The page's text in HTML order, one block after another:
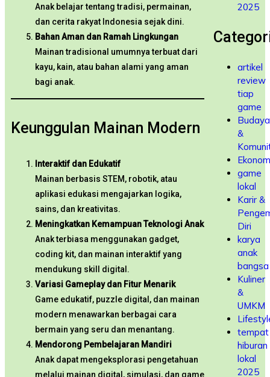
Anak belajar tentang tradisi, permainan,
dan cerita rakyat Indonesia sejak dini.
Bahan Aman dan Ramah Lingkungan
Mainan tradisional umumnya terbuat dari
kayu, kain, atau bahan alami yang aman
bagi anak.
Keunggulan Mainan Modern
Interaktif dan Edukatif
Mainan berbasis STEM, robotik, atau
aplikasi edukasi mengajarkan logika,
sains, dan kreativitas.
Meningkatkan Kemampuan Teknologi Anak
Anak terbiasa menggunakan gadget,
coding kit, dan mainan interaktif yang
mendukung skill digital.
Variasi Gameplay dan Fitur Menarik
Game edukatif, puzzle digital, dan mainan
modern menawarkan berbagai cara
bermain yang seru dan menantang.
Mendorong Pembelajaran Mandiri
Anak dapat mengeksplorasi pengetahuan
melalui mainan digital, simulasi, dan game
2025
artikel
review
tiap
game
Budaya
&
game
lokal
Karir &
Diri
karya
anak
bangsa
Kuliner
&
UMKM
tempat
hiburan
lokal
2025